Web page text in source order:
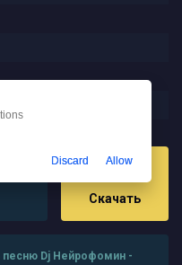
Скачать
песню Dj Нейрофомин -
Discard Allow